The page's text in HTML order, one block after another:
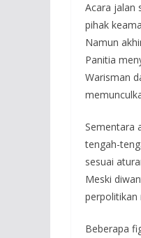
Acara jalan
pihak
Namun
Panitia
Warisman
Sementara
tengah-
sesuai
Meski
perpolitikan
Beberapa